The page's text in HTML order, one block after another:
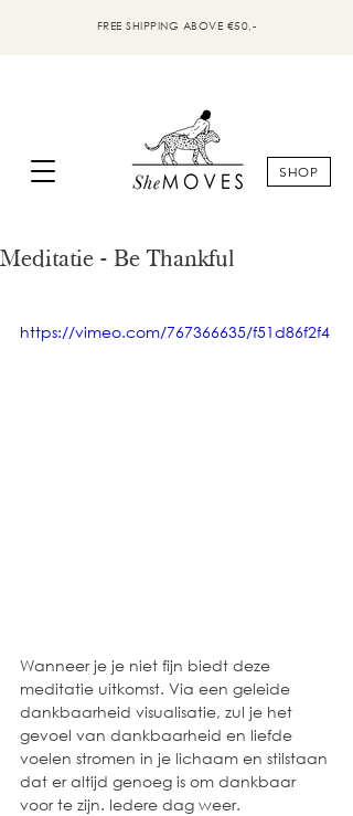
FREE SHIPPING ABOVE €50,-
SHOP
Meditatie - Be Thankful
https://vimeo.com/767366635/f51d86f2f4
Wanneer je je niet fijn biedt deze
meditatie uitkomst. Via een geleide
dankbaarheid visualisatie, zul je het
gevoel van dankbaarheid en liefde
voelen stromen in je lichaam en stilstaan
dat er altijd genoeg is om dankbaar
voor te zijn. Iedere dag weer.